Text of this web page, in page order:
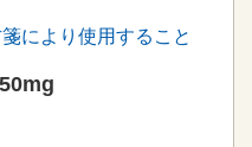
により使用すること